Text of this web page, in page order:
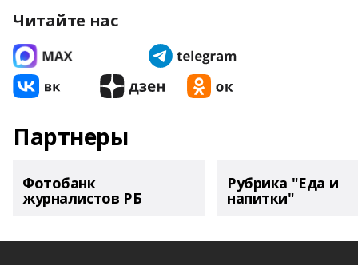
Читайте нас
Партнеры
Фотобанк
журналистов РБ
Рубрика "Еда и
напитки"